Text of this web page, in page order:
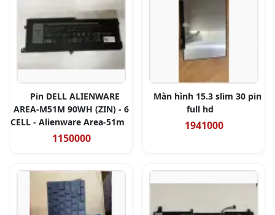
Pin DELL ALIENWARE
AREA-M51M 90WH (ZIN) - 6
CELL - Alienware Area-51m
1150000
Màn hình 15.3 slim 30 pin
full hd
1941000